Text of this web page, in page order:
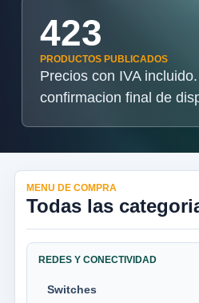
423
PRODUCTOS PUBLICADOS
Precios con IVA
confirmacion final de
MENU DE COMPRA
Todas las
REDES Y CONECTIVIDAD
Switches